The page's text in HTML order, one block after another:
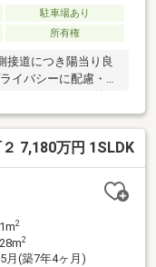
駐車場あり
所有権
接道につき陽当り良
イバシーに配慮・全
可・玄関上部は吹抜
いの花火や富士山が
有(車種による)▼設
浴室TV付・防火ド
しをお手伝いします
にお問い合わせく
7,180万円 1SLDK
2
2
月(築7年4ヶ月)